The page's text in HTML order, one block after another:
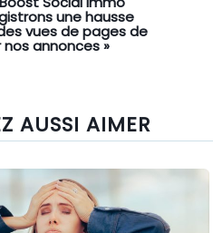
une hausse
vues de pages de
annonces »
AUSSI AIMER